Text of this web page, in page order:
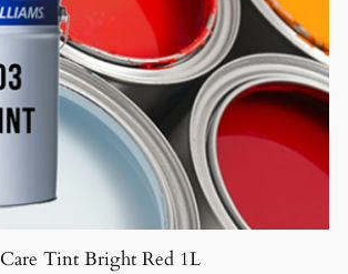
Care Tint Bright Red 1L